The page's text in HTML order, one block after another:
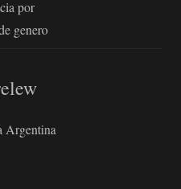
por
genero
Argentina